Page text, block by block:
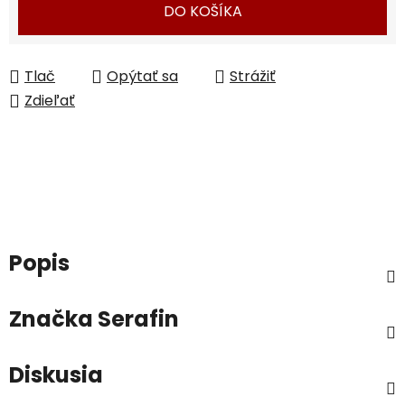
DO KOŠÍKA
Tlač Opýtať sa
Strážiť
Zdieľať
Popis
Značka Serafin
Diskusia